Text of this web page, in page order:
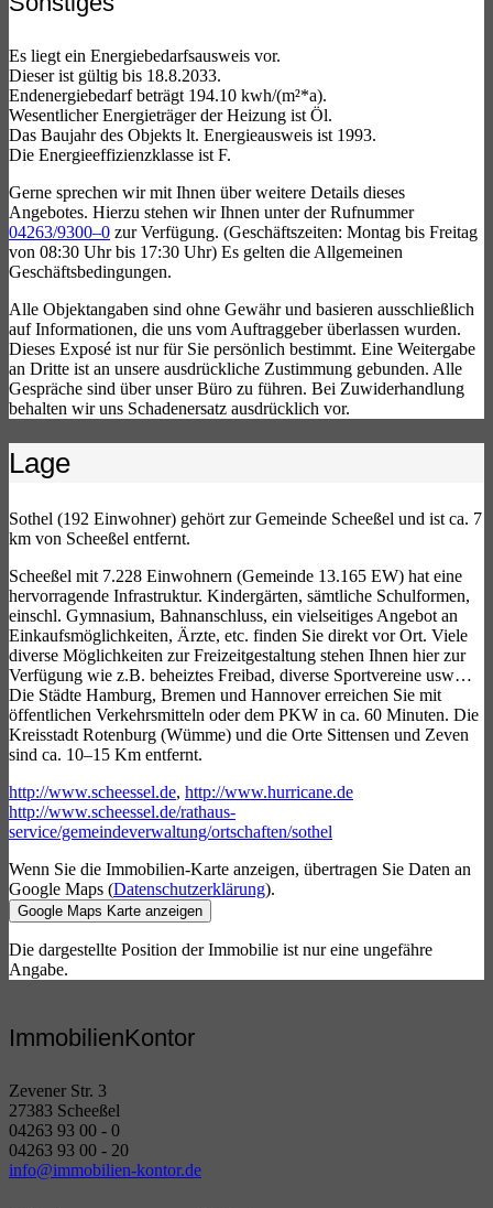
Es liegt ein Energiebedarfsausweis vor.
Dieser ist gültig bis 18.8.2033.
Endenergiebedarf beträgt 194.10 kwh/(m²*a).
Wesentlicher Energieträger der Heizung ist Öl.
Das Baujahr des Objekts lt. Energieausweis ist 1993.
Die Energieeffizienzklasse ist F.
Gerne sprechen wir mit Ihnen über weitere Details dieses
Angebotes. Hierzu stehen wir Ihnen unter der Rufnummer
04263/9300–0 zur Verfügung. (Geschäftszeiten: Montag bis Freitag
von 08:30 Uhr bis 17:30 Uhr) Es gelten die Allgemeinen
Geschäftsbedingungen.
Alle Objektangaben sind ohne Gewähr und basieren ausschließlich
auf Informationen, die uns vom Auftraggeber überlassen wurden.
Dieses Exposé ist nur für Sie persönlich bestimmt. Eine Weitergabe
an Dritte ist an unsere ausdrückliche Zustimmung gebunden. Alle
Gespräche sind über unser Büro zu führen. Bei Zuwiderhandlung
behalten wir uns Schadenersatz ausdrücklich vor.
Lage
Sothel (192 Einwohner) gehört zur Gemeinde Scheeßel und ist ca. 7
km von Scheeßel entfernt.
Scheeßel mit 7.228 Einwohnern (Gemeinde 13.165 EW) hat eine
hervorragende Infrastruktur. Kindergärten, sämtliche Schulformen,
einschl. Gymnasium, Bahnanschluss, ein vielseitiges Angebot an
Einkaufsmöglichkeiten, Ärzte, etc. finden Sie direkt vor Ort. Viele
diverse Möglichkeiten zur Freizeitgestaltung stehen Ihnen hier zur
Verfügung wie z.B. beheiztes Freibad, diverse Sportvereine usw…
Die Städte Hamburg, Bremen und Hannover erreichen Sie mit
öffentlichen Verkehrsmitteln oder dem PKW in ca. 60 Minuten. Die
Kreisstadt Rotenburg (Wümme) und die Orte Sittensen und Zeven
sind ca. 10–15 Km entfernt.
http://www.scheessel.de, http://www.hurricane.de
http://www.scheessel.de/rathaus-
service/gemeindeverwaltung/ortschaften/sothel
Wenn Sie die Immobilien-Karte anzeigen, übertragen Sie Daten an
Google Maps (Datenschutzerklärung).
Google Maps Karte anzeigen
Die dargestellte Position der Immobilie ist nur eine ungefähre
Angabe.
ImmobilienKontor
Zevener Str. 3
27383 Scheeßel
04263 93 00 - 0
04263 93 00 - 20
info@immobilien-kontor.de